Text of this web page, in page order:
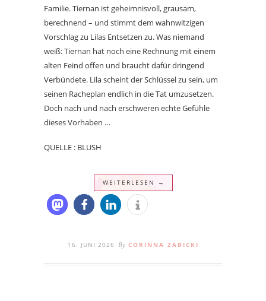
Familie. Tiernan ist geheimnisvoll, grausam,
berechnend – und stimmt dem wahnwitzigen
Vorschlag zu Lilas Entsetzen zu. Was niemand
weiß: Tiernan hat noch eine Rechnung mit einem
alten Feind offen und braucht dafür dringend
Verbündete. Lila scheint der Schlüssel zu sein, um
seinen Racheplan endlich in die Tat umzusetzen.
Doch nach und nach erschweren echte Gefühle
dieses Vorhaben …
QUELLE : BLUSH
WEITERLESEN →
16. JUNI 2026 By CORINNA ZABICKI